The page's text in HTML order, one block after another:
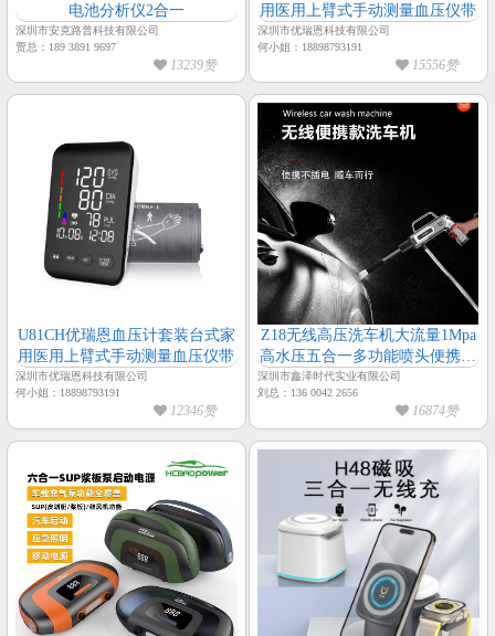
电池分析仪2合一
深圳市安克路普科技有限公司
贾总：189 3891 9697
13239赞
用医用上臂式手动测量血压仪带
深圳市优瑞恩科技有限公司
何小姐：18898793191
15556赞
U81CH优瑞恩血压计套装台式家
用医用上臂式手动测量血压仪带
深圳市优瑞恩科技有限公司
何小姐：18898793191
12346赞
Z18无线高压洗车机大流量1Mpa
高水压五合一多功能喷头便携式
洗车机7500mAH可拆卸大容量电
池洗车机
深圳市鑫泽时代实业有限公司
刘总：136 0042 2656
16874赞